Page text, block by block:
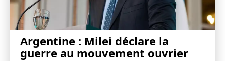
Argentine : Milei déclare la
guerre au mouvement ouvrier